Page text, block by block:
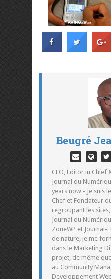
Beugré
CEO, Editor in Chief
Journal du
years now - Je suis
Chef et Fondateur
regroupant les sites,
Journal du
ZoneWP et Journal-
de nature, je me
dans le Marketing
projet, de même
au Community
Developpement